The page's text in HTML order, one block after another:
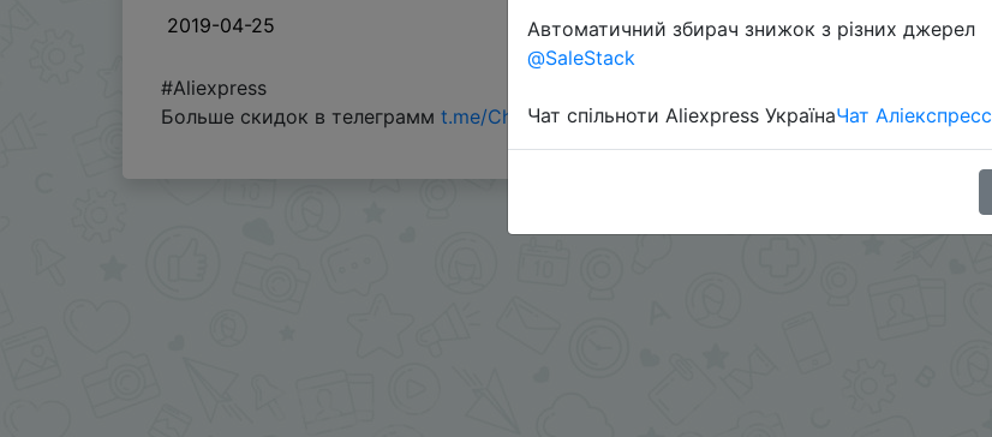
2019-04-25
#Aliexpress
Больше скидок в телеграмм t.me/ChinaGoodBuy
Автоматичний збирач знижок з різних джерел
@SaleStack
Чат спільноти Aliexpress УкраїнаЧат Аліекспресс